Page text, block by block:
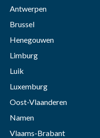
Antwerpen
Brussel
Henegouwen
Limburg
Luik
Luxemburg
Oost-Vlaanderen
Namen
Vlaams-Brabant